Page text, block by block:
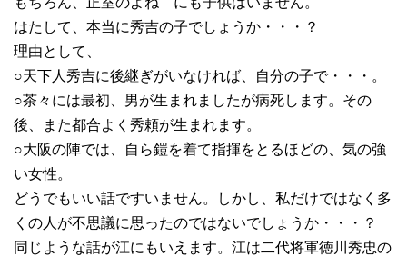
はたして、本当に秀吉の子でしょうか・・・？
理由として、
○天下人秀吉に後継ぎがいなければ、自分の子で・・・。
○茶々には最初、男が生まれましたが病死します。その
後、また都合よく秀頼が生まれます。
○大阪の陣では、自ら鎧を着て指揮をとるほどの、気の強
い女性。
どうでもいい話ですいません。しかし、私だけではなく多
くの人が不思議に思ったのではないでしょうか・・・？
同じような話が江にもいえます。江は二代将軍徳川秀忠の